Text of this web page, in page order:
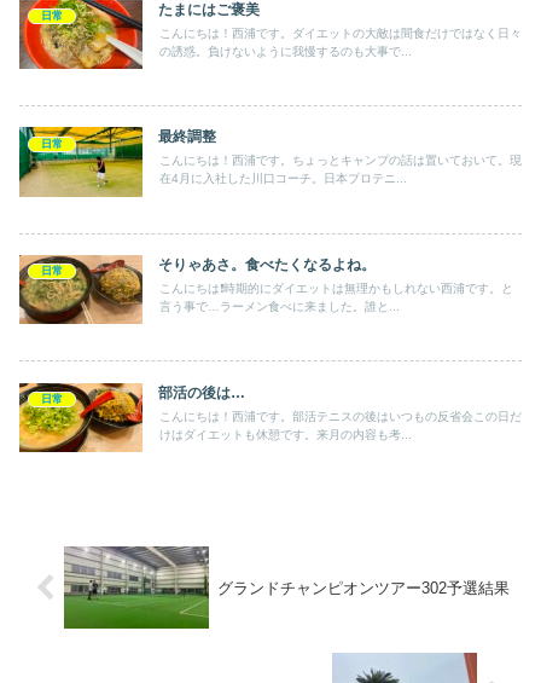
日常 たまにはご褒美
こんにちは！西浦です。ダイエットの大敵は間食だけではなく日々
の誘惑。負けないように我慢するのも大事で...
日常 最終調整
こんにちは！西浦です。ちょっとキャンプの話は置いておいて。現
在4月に入社した川口コーチ。日本プロテニ...
日常 そりゃあさ。食べたくなるよね。
こんにちは❗️時期的にダイエットは無理かもしれない西浦です。と
言う事で…ラーメン食べに来ました。誰と...
日常 部活の後は…
こんにちは！西浦です。部活テニスの後はいつもの反省会この日だ
けはダイエットも休憩です。来月の内容も考...
グランドチャンピオンツアー302予選結果